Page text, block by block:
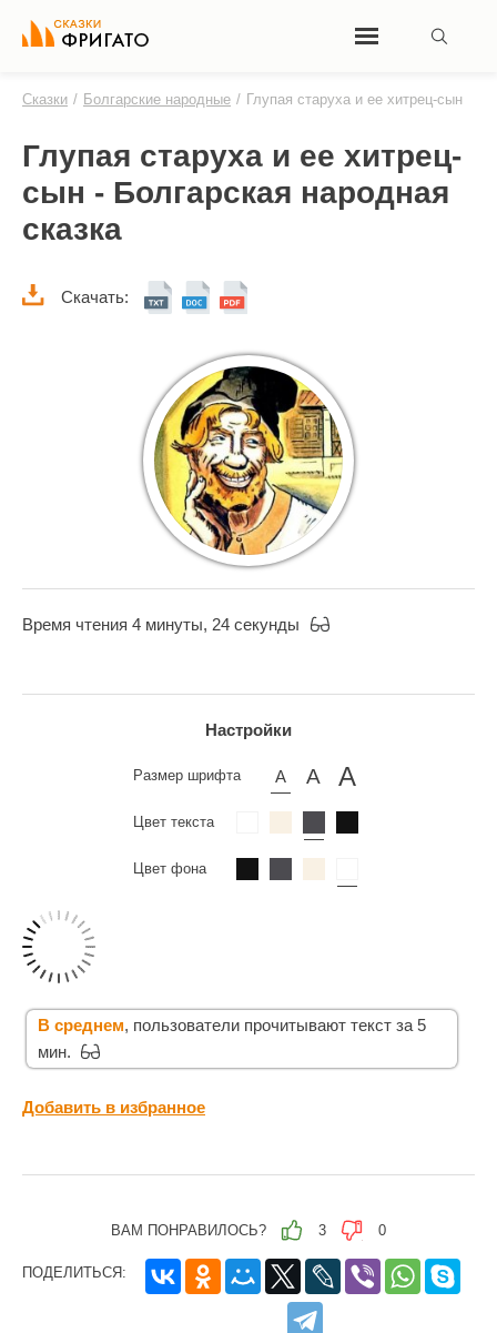
Сказки / Болгарские народные / Глупая старуха и ее хитрец-сын
Глупая старуха и ее хитрец-
сын - Болгарская народная
сказка
Скачать:
Время чтения 4 минуты, 24 секунды
Настройки
Размер шрифта
Цвет текста
Цвет фона
В среднем, пользователи прочитывают текст за 5
мин.
Добавить в избранное
ВАМ ПОНРАВИЛОСЬ? 3 0
ПОДЕЛИТЬСЯ: